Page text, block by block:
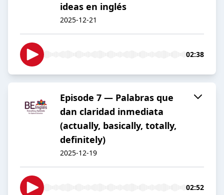
ideas en inglés
2025-12-21
02:38
Episode 7 — Palabras que
dan claridad inmediata
(actually, basically, totally,
definitely)
2025-12-19
02:52